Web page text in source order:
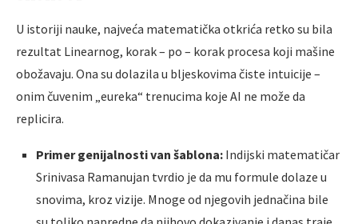
U istoriji nauke, najveća matematička otkrića retko su bila
rezultat Linearnog, korak – po – korak procesa koji mašine
obožavaju. Ona su dolazila u bljeskovima čiste intuicije –
onim čuvenim „eureka“ trenucima koje AI ne može da
replicira.
Primer genijalnosti van šablona: Indijski matematičar
Srinivasa Ramanujan tvrdio je da mu formule dolaze u
snovima, kroz vizije. Mnoge od njegovih jednačina bile